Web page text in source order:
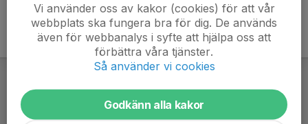
Vi använder oss av kakor (cookies) för att vår
webbplats ska fungera bra för dig. De används
även för webbanalys i syfte att hjälpa oss att
förbättra våra tjänster.
Så använder vi cookies
Godkänn alla kakor